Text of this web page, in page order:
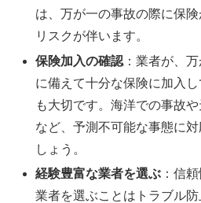
は、万が一の事故の際に保険
リスクが伴います。
保険加入の確認 ：業者が、
に備えて十分な保険に加入
も大切です。海洋での事故
など、予測不可能な事態に
しょう。
経験豊富な業者を選ぶ ：信
業者を選ぶことはトラブル